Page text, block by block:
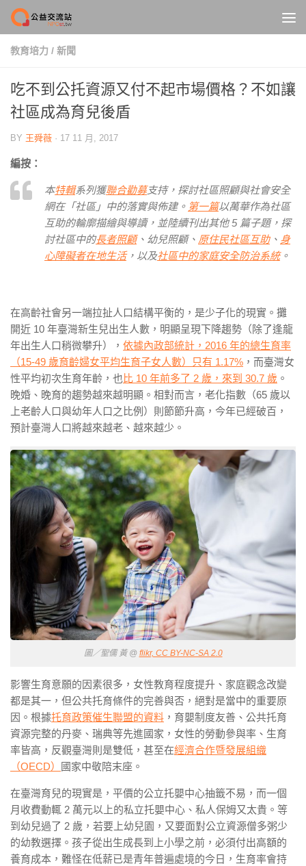
Skip to content
教育培力 / 新聞
吃不到公托資源又付不起市場價格？不如讓
社區成為育兒後盾
BY 王舜薇 · 17 11 月, 2017
編按：
本特輯系列獲聯合勸募支持，探討社區照顧與社會安全
網在「社區」中的落實與佈建。 第一篇以萬華作為社區
互助的輪廓描繪與導讀，並陸續刊出其他 5 篇子題，探
討社區中的長者照顧、幼兒照顧、 原住民社區互助、 身
心障礙者在地生活，以及社區中的家庭安全防治系統。
在高齡社會另一端拉扯人口結構平衡的，是少子化的現實。攤
開近 10 年臺灣新生兒出生人數，明顯呈現下降趨勢（除了逢龍
年出生人口稍微攀升）， 依據內政部統計，2016 年的總生育率
（15-49 歲育齡婦女平均生育子女人數）只有 1.17% ，而臺灣女
性平均初次生育年齡，也 比 10 年前多了 2 歲，來到 30.7 歲 。
晚婚、晚育的趨勢越來越明顯。相對而言，老化指數（65 歲以
上老齡人口與幼年人口之比例）則節節升高，今年已經破百，
預計臺灣人口將越來越老、越來越少。
圖／聖儒 黃 @ flikr, CC BY-NC-SA 2.0
影響生育意願的因素很多，女性教育程度提升、家庭觀念改變
都是其一，但公共托育條件的完善與否，絕對是當中的重要原
因。根據托育政策催生聯盟的資料 ，育嬰制度友善、公共托育
資源完整的丹麥、瑞典等先進國家，女性的勞動參與率、生育
率皆高，反觀臺灣則是雙低，甚至在經濟合作暨發展組織
（OECD）
國家中敬陪末座。
在臺灣育兒的現實是，平價的公立托嬰中心抽籤不易，而一個
月收費動輒 2 萬元以上的私立托嬰中心、私人保姆又太貴。等
到幼兒過了 2 歲，若要上幼兒園，又要面對公立資源僧多粥少
的幼教選擇。孩子從出生成長到上小學之前，必須付出高額的
養育成本，難怪在低薪已是青年普遍處境的今日，生育率會持